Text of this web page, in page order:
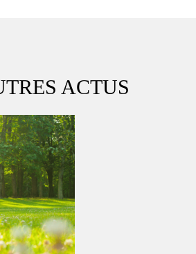
ACTUS